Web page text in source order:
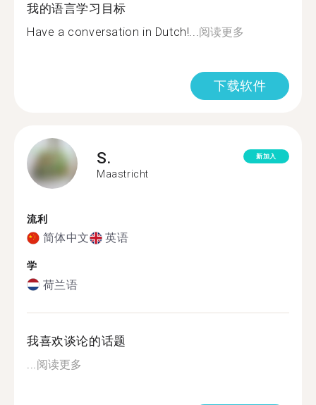
我的语言学习目标
Have a conversation in Dutch!... 阅读更多
下载软件
S.
Maastricht
新加入
流利
简体中文 英语
学
荷兰语
我喜欢谈论的话题
阅读更多